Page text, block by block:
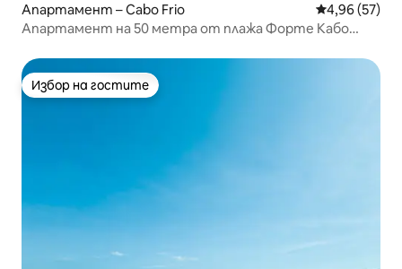
Апартамент – Cabo Frio Средна
4,96 (57)
Апартамент на 50 метра от плажа Форте Кабо
Избор на гостите
Избор на гостите